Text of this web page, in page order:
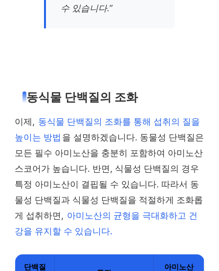
수 있습니다.”
동식물 단백질의 조화
이제, 동식물 단백질의 조화를 통해 섭취의 질을
높이는 방법 을 설명하겠습니다. 동물성 단백질은
모든 필수 아미노산을 충분히 포함하여 아미노산
스코어가 높습니다. 반면, 식물성 단백질의 경우
특정 아미노산이 결핍될 수 있습니다. 따라서 동
물성 단백질과 식물성 단백질을 적절하게 조화롭
게 섭취하면, 아미노산의 균형을 극대화하고 건
강을 유지할 수 있습니다.
단백질
아미노산